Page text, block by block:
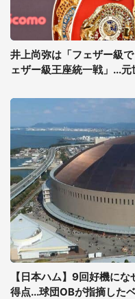
井上尚弥は「フェザー級
ェザー級王座統一戦」...
【日本ハム】9回好機に
得点...球団OBが指摘した